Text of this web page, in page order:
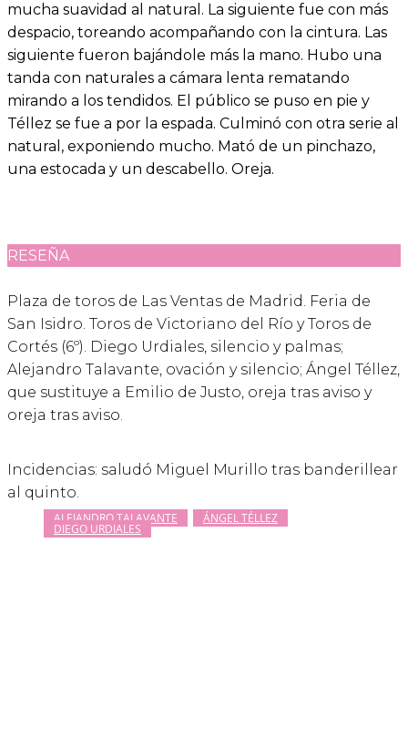
mucha suavidad al natural. La siguiente fue con más
despacio, toreando acompañando con la cintura. Las
siguiente fueron bajándole más la mano. Hubo una
tanda con naturales a cámara lenta rematando
mirando a los tendidos. El público se puso en pie y
Téllez se fue a por la espada. Culminó con otra serie al
natural, exponiendo mucho. Mató de un pinchazo,
una estocada y un descabello. Oreja.
RESEÑA
Plaza de toros de Las Ventas de Madrid. Feria de
San Isidro. Toros de Victoriano del Río y Toros de
Cortés (6º). Diego Urdiales, silencio y palmas;
Alejandro Talavante, ovación y silencio; Ángel Téllez,
que sustituye a Emilio de Justo, oreja tras aviso y
oreja tras aviso.
Incidencias: saludó Miguel Murillo tras banderillear
al quinto.
ALEJANDRO TALAVANTE ÁNGEL TÉLLEZ
DIEGO URDIALES